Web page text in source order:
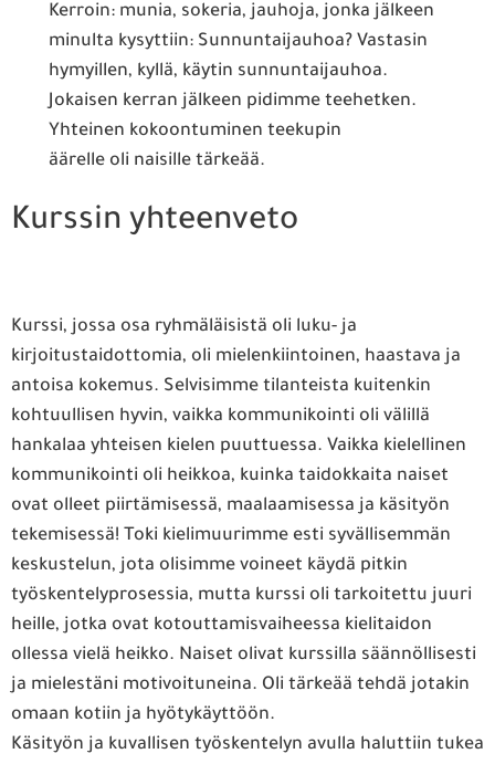
Kerroin: munia, sokeria, jauhoja, jonka jälkeen
minulta kysyttiin: Sunnuntaijauhoa? Vastasin
hymyillen, kyllä, käytin sunnuntaijauhoa.
Jokaisen kerran jälkeen pidimme teehetken.
Yhteinen kokoontuminen teekupin
äärelle oli naisille tärkeää.
Kurssin yhteenveto
Kurssi, jossa osa ryhmäläisistä oli luku- ja
kirjoitustaidottomia, oli mielenkiintoinen, haastava ja
antoisa kokemus. Selvisimme tilanteista kuitenkin
kohtuullisen hyvin, vaikka kommunikointi oli välillä
hankalaa yhteisen kielen puuttuessa. Vaikka kielellinen
kommunikointi oli heikkoa, kuinka taidokkaita naiset
ovat olleet piirtämisessä, maalaamisessa ja käsityön
tekemisessä! Toki kielimuurimme esti syvällisemmän
keskustelun, jota olisimme voineet käydä pitkin
työskentelyprosessia, mutta kurssi oli tarkoitettu juuri
heille, jotka ovat kotouttamisvaiheessa kielitaidon
ollessa vielä heikko. Naiset olivat kurssilla säännöllisesti
ja mielestäni motivoituneina. Oli tärkeää tehdä jotakin
omaan kotiin ja hyötykäyttöön.
Käsityön ja kuvallisen työskentelyn avulla haluttiin tukea